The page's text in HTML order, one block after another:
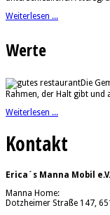
Weiterlesen ...
Werte
Die
Rahmen, der Halt gibt und
Weiterlesen ...
Kontakt
Erica´s Manna Mobil e.V.
Manna Home:
Dotzheimer Straße 147,